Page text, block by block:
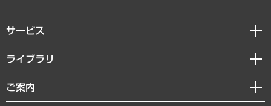
サービス
経営戦略
組織・人事戦略
デジタルイノベーション
ライブラリ
経済調査
レポート
ご案内